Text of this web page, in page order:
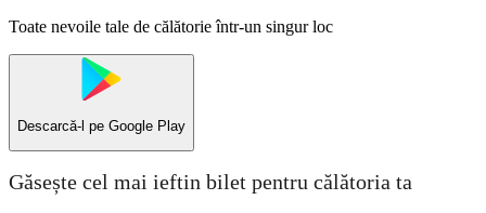
Toate nevoile tale de călătorie într-un singur loc
Descarcă-l pe Google Play
Găsește cel mai ieftin bilet pentru călătoria ta